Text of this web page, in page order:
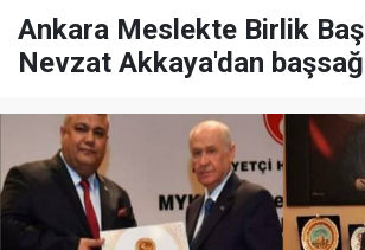
Ankara Meslekte Birlik
Nevzat Akkaya'dan